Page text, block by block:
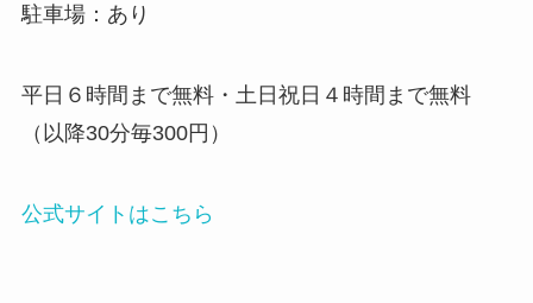
駐車場：あり
平日６時間まで無料・土日祝日４時間まで無料
（以降30分毎300円）
公式サイトはこちら